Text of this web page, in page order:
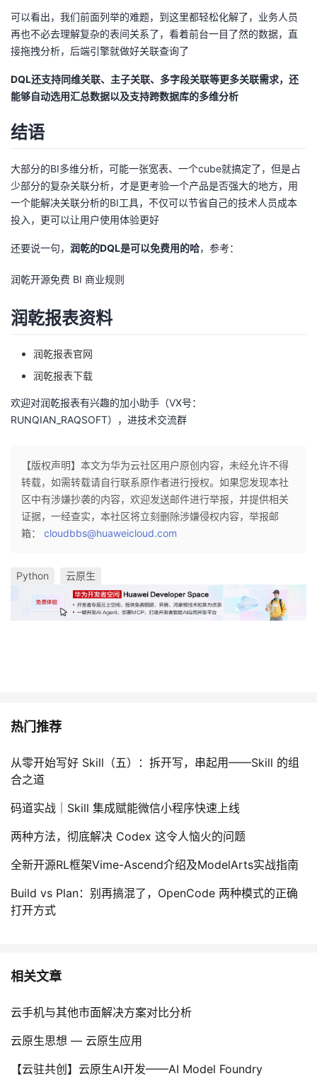
可以看出，我们前面列举的难题，到这里都轻松化解了，业务人员
再也不必去理解复杂的表间关系了，看着前台一目了然的数据，直
接拖拽分析，后端引擎就做好关联查询了
DQL还支持同维关联、主子关联、多字段关联等更多关联需求，还
能够自动选用汇总数据以及支持跨数据库的多维分析
结语
大部分的BI多维分析，可能一张宽表、一个cube就搞定了，但是占
少部分的复杂关联分析，才是更考验一个产品是否强大的地方，用
一个能解决关联分析的BI工具，不仅可以节省自己的技术人员成本
投入，更可以让用户使用体验更好
还要说一句， 润乾的DQL是可以免费用的哈，参考：
润乾开源免费 BI 商业规则
润乾报表资料
润乾报表官网
润乾报表下载
欢迎对润乾报表有兴趣的加小助手（VX号：
RUNQIAN_RAQSOFT），进技术交流群
【版权声明】本文为华为云社区用户原创内容，未经允许不得
转载，如需转载请自行联系原作者进行授权。如果您发现本社
区中有涉嫌抄袭的内容，欢迎发送邮件进行举报，并提供相关
证据，一经查实，本社区将立刻删除涉嫌侵权内容，举报邮
箱： cloudbbs@huaweicloud.com
Python 云原生
热门推荐
从零开始写好 Skill（五）：拆开写，串起用——Skill 的组
合之道
码道实战｜Skill 集成赋能微信小程序快速上线
两种方法，彻底解决 Codex 这令人恼火的问题
全新开源RL框架Vime-Ascend介绍及ModelArts实战指南
Build vs Plan：别再搞混了，OpenCode 两种模式的正确
打开方式
相关文章
云手机与其他市面解决方案对比分析
云原生思想 — 云原生应用
【云驻共创】云原生AI开发——AI Model Foundry